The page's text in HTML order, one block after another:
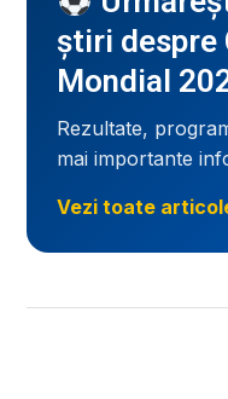
știri despre
Mondial
Rezultate,
mai importante
Vezi toate